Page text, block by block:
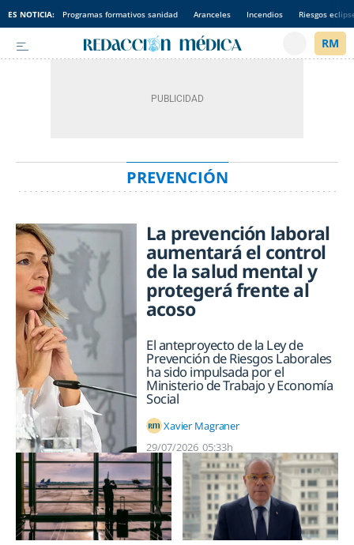
ES NOTICIA: Programas formativos sanidad Aranceles Incendios Riesgos
PREVENCIÓN
La prevención laboral
aumentará el control
de la salud mental y
protegerá frente al
acoso
El anteproyecto de la Ley de
Prevención de Riesgos Laborales
ha sido impulsada por el
Ministerio de Trabajo y Economía
Social
Xavier Magraner
29/07/2026 05:33h